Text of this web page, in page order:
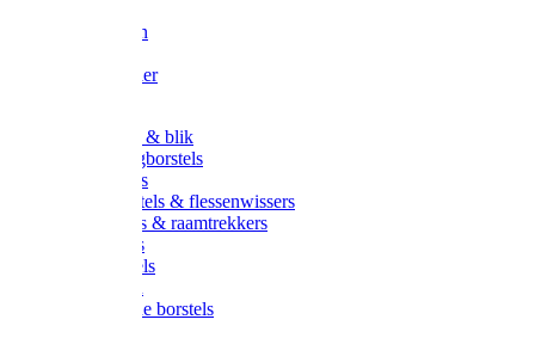
Afdekfoliën
Schuurpapier
Handveger & blik
Voetenveegborstels
Handvegers
Afwasborstels & flessenwissers
Wasborstels & raamtrekkers
Tonborstels
Werkborstels
Hygienische borstels